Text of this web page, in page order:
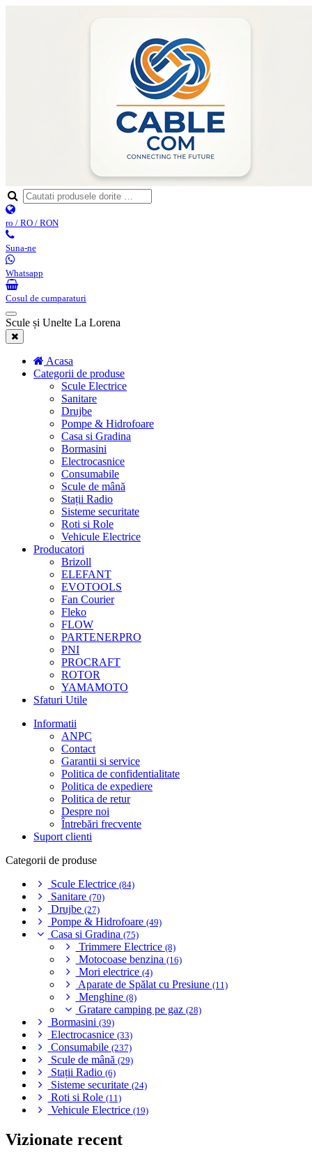
ro / RO / RON
Suna-ne
Whatsapp
Cosul de cumparaturi
Scule și Unelte La Lorena
Acasa
Categorii de produse
Scule Electrice
Sanitare
Drujbe
Pompe & Hidrofoare
Casa si Gradina
Bormasini
Electrocasnice
Consumabile
Scule de mână
Stații Radio
Sisteme securitate
Roti si Role
Vehicule Electrice
Producatori
Brizoll
ELEFANT
EVOTOOLS
Fan Courier
Fleko
FLOW
PARTENERPRO
PNI
PROCRAFT
ROTOR
YAMAMOTO
Sfaturi Utile
Informatii
ANPC
Contact
Garantii si service
Politica de confidentialitate
Politica de expediere
Politica de retur
Despre noi
Întrebări frecvente
Suport clienti
Categorii de produse
Scule Electrice (84)
Sanitare (70)
Drujbe (27)
Pompe & Hidrofoare (49)
Casa si Gradina (75)
Trimmere Electrice (8)
Motocoase benzina (16)
Mori electrice (4)
Aparate de Spălat cu Presiune (11)
Menghine (8)
Gratare camping pe gaz (28)
Bormasini (39)
Electrocasnice (33)
Consumabile (237)
Scule de mână (29)
Stații Radio (6)
Sisteme securitate (24)
Roti si Role (11)
Vehicule Electrice (19)
Vizionate recent